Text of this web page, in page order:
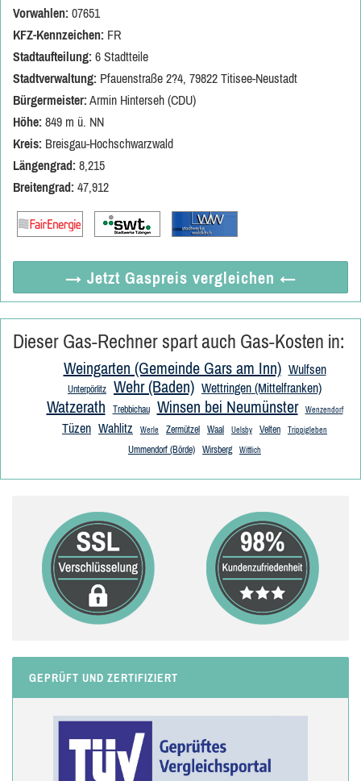
Vorwahlen: 07651
KFZ-Kennzeichen: FR
Stadtaufteilung: 6 Stadtteile
Stadtverwaltung: Pfauenstraße 2?4, 79822 Titisee-Neustadt
Bürgermeister: Armin Hinterseh (CDU)
Höhe: 849 m ü. NN
Kreis: Breisgau-Hochschwarzwald
Längengrad: 8,215
Breitengrad: 47,912
→ Jetzt Gaspreis vergleichen ←
Dieser Gas-Rechner spart auch Gas-Kosten in:
Weingarten (Gemeinde Gars am Inn) Wulfsen
Unterpörlitz Wehr (Baden) Wettringen (Mittelfranken)
Watzerath Trebbichau Winsen bei Neumünster Wenzendorf
Tüzen Wahlitz Werle Zermützel Waal Uelsby Velten Trippigleben
Ummendorf (Börde) Wirsberg Wittlich
GEPRÜFT UND ZERTIFIZIERT